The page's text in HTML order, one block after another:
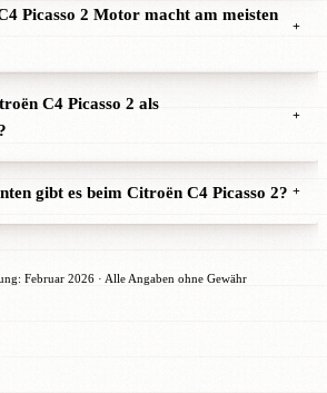
Picasso 2 Motor macht am meisten
+
C4 Picasso 2 als
+
gibt es beim Citroën C4 Picasso 2? +
Februar 2026 · Alle Angaben ohne Gewähr